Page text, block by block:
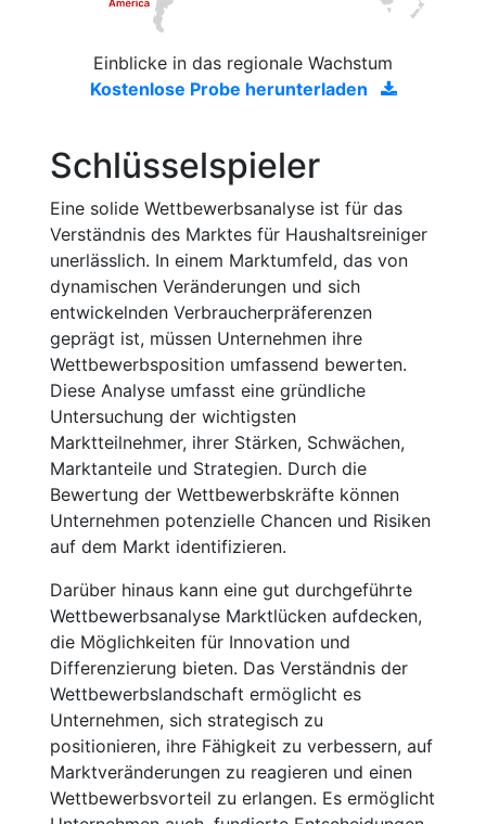
Einblicke in das regionale Wachstum
Kostenlose Probe herunterladen
Schlüsselspieler
Eine solide Wettbewerbsanalyse ist für das
Verständnis des Marktes für Haushaltsreiniger
unerlässlich. In einem Marktumfeld, das von
dynamischen Veränderungen und sich
entwickelnden Verbraucherpräferenzen
geprägt ist, müssen Unternehmen ihre
Wettbewerbsposition umfassend bewerten.
Diese Analyse umfasst eine gründliche
Untersuchung der wichtigsten
Marktteilnehmer, ihrer Stärken, Schwächen,
Marktanteile und Strategien. Durch die
Bewertung der Wettbewerbskräfte können
Unternehmen potenzielle Chancen und Risiken
auf dem Markt identifizieren.
Darüber hinaus kann eine gut durchgeführte
Wettbewerbsanalyse Marktlücken aufdecken,
die Möglichkeiten für Innovation und
Differenzierung bieten. Das Verständnis der
Wettbewerbslandschaft ermöglicht es
Unternehmen, sich strategisch zu
positionieren, ihre Fähigkeit zu verbessern, auf
Marktveränderungen zu reagieren und einen
Wettbewerbsvorteil zu erlangen. Es ermöglicht